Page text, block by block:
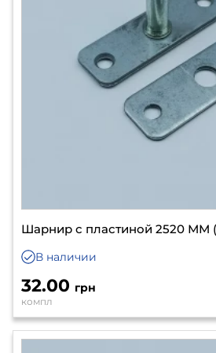
Шарнир с пластиной 2520 ММ
В наличии
32.00 грн
компл